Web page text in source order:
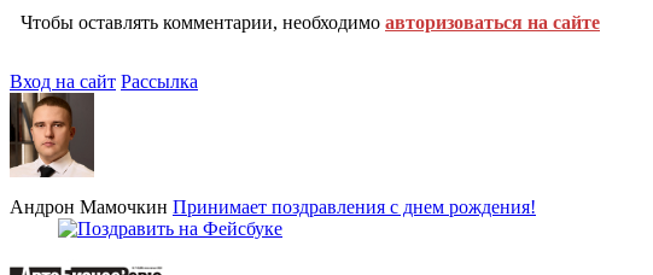
Чтобы оставлять комментарии, необходимо авторизоваться на сайте
Вход на сайт Рассылка
Андрон Мамочкин Принимает поздравления с днем рождения!